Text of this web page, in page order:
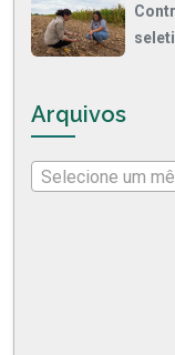
Arquivos
Selecione um